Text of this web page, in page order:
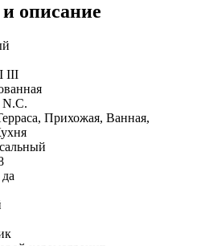
описание
III
N.C.
Прихожая, Ванная,
да